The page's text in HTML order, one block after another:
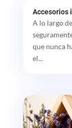
Accesorios
A lo largo
que nunca
el...